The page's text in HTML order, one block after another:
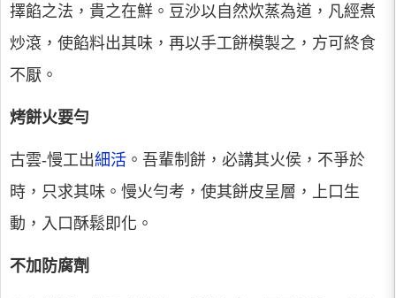
擇餡之法，貴之在鮮。豆沙以自然炊蒸為道，凡經煮
炒滾，使餡料出其味，再以手工餅模製之，方可終食
不厭。
烤餅火要勻
古雲-慢工出細活 。吾輩制餅，必講其火侯，不爭於
時，只求其味。慢火勻考，使其餅皮呈層，上口生
動，入口酥鬆即化。
不加防腐劑